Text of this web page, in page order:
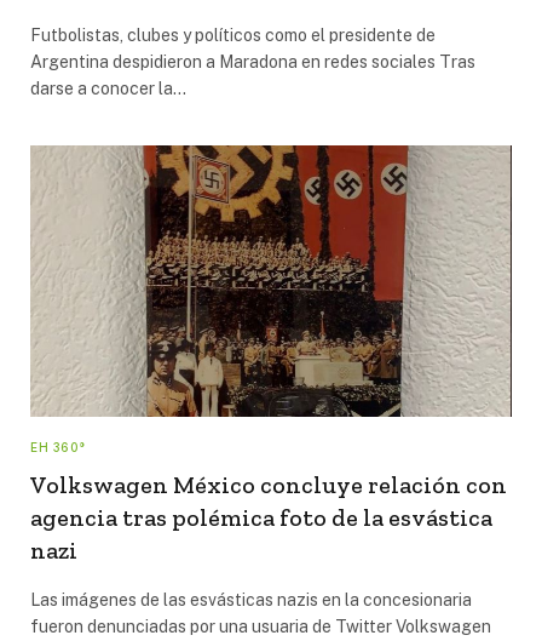
Futbolistas, clubes y políticos como el presidente de
Argentina despidieron a Maradona en redes sociales Tras
darse a conocer la…
EH 360°
Volkswagen México concluye relación con
agencia tras polémica foto de la esvástica
nazi
Las imágenes de las esvásticas nazis en la concesionaria
fueron denunciadas por una usuaria de Twitter Volkswagen